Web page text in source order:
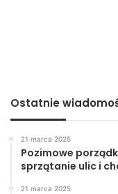
Ostatnie
21 marca 2025
Pozimowe
sprzątanie ulic i
21 marca 2025